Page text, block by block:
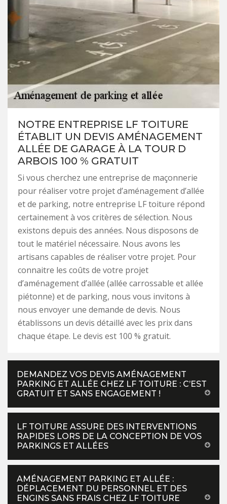
NOTRE ENTREPRISE LF TOITURE
ÉTABLIT UN DEVIS AMÉNAGEMENT
ALLÉE DE GARAGE À LA TOUR D
ARBOIS 100 % GRATUIT
Si vous cherchez une entreprise de maçonnerie
pour réaliser votre projet d’aménagement d’allée
et de parking, notre entreprise LF toiture répond
certainement à vos critères de sélection. Nous
existons depuis des années. Nous disposons de
tout le matériel nécessaire. Nous avons les
artisans capables de réaliser votre projet. Pour
connaitre les coûts de votre projet
d’aménagement d’allée (allée carrossable et allée
piétonne) et de parking, nous vous invitons à
nous envoyer une demande de devis. Nous
établissons un devis détaillé avec les prix dans
chaque étape. Le devis est 100 % gratuit.
DEMANDEZ VOS DEVIS AMÉNAGEMENT
PARKING ET ALLÉE CHEZ LF TOITURE : C’EST
GRATUIT ET SANS ENGAGEMENT !
LF TOITURE ASSURE DES INTERVENTIONS
RAPIDES LORS DE LA CONCEPTION DE VOS
PARKINGS ET ALLÉES
AMÉNAGEMENT PARKING ET ALLÉE :
DÉPLACEMENT DU PERSONNEL ET DES
ENGINS SANS FRAIS CHEZ LF TOITURE